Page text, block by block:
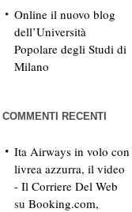
Online il nuovo blog
dell’Università
Popolare degli Studi di
Milano
COMMENTI RECENTI
Ita Airways in volo con
livrea azzurra, il video
- Il Corriere Del Web
su Booking.com,